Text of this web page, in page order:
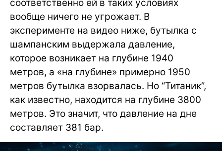
соответственно ей в таких условиях
вообще ничего не угрожает. В
эксперименте на видео ниже, бутылка с
шампанским выдержала давление,
которое возникает на глубине 1940
метров, а «на глубине» примерно 1950
метров бутылка взорвалась. Но “Титаник”,
как известно, находится на глубине 3800
метров. Это значит, что давление на дне
составляет 381 бар.